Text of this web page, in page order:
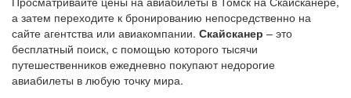
а затем переходите к бронированию непосредственно на
сайте агентства или авиакомпании. Скайсканер – это
бесплатный поиск, с помощью которого тысячи
путешественников ежедневно покупают недорогие
авиабилеты в любую точку мира.